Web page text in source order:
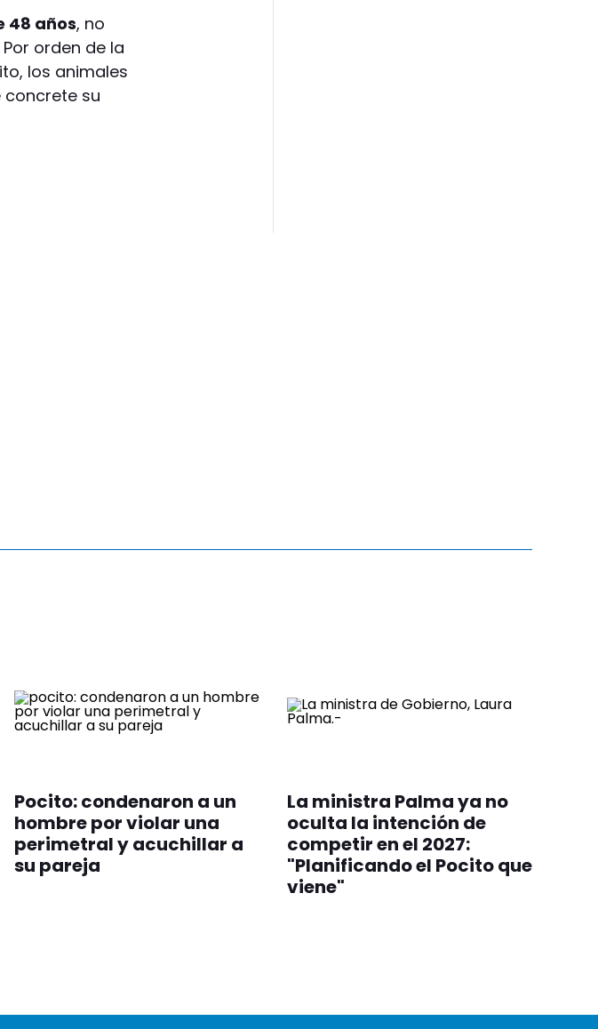
48 años, no
orden de la
los animales
su
Pocito: condenaron a un
hombre por violar una
perimetral y acuchillar a
su pareja
La ministra Palma ya no
oculta la intención de
competir en el 2027:
"Planificando el Pocito que
viene"